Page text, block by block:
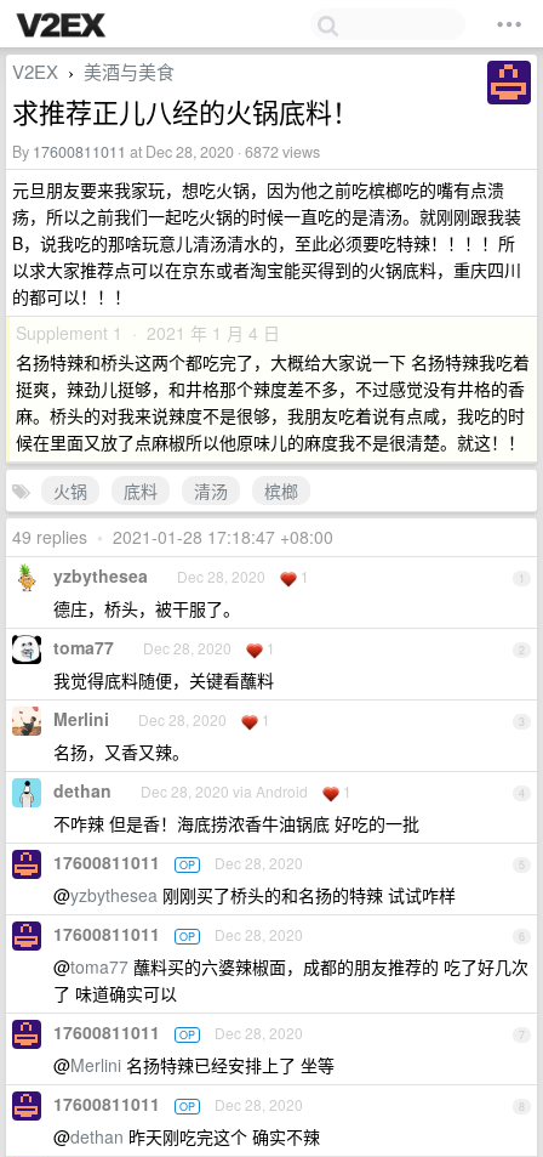
V2EX › 美酒与美食
求推荐正儿八经的火锅底料！
By 17600811011 at Dec 28, 2020 · 6872 views
元旦朋友要来我家玩，想吃火锅，因为他之前吃槟榔吃的嘴有点溃
疡，所以之前我们一起吃火锅的时候一直吃的是清汤。就刚刚跟我装
B，说我吃的那啥玩意儿清汤清水的，至此必须要吃特辣！！！！所
以求大家推荐点可以在京东或者淘宝能买得到的火锅底料，重庆四川
的都可以！！！
Supplement 1 · 2021 年 1 月 4 日
名扬特辣和桥头这两个都吃完了，大概给大家说一下 名扬特辣我吃着
挺爽，辣劲儿挺够，和井格那个辣度差不多，不过感觉没有井格的香
麻。桥头的对我来说辣度不是很够，我朋友吃着说有点咸，我吃的时
候在里面又放了点麻椒所以他原味儿的麻度我不是很清楚。就这！！
火锅
底料 清汤
槟榔
49 replies • 2021-01-28 17:18:47 +08:00
1
yzbythesea Dec 28, 2020 1
德庄，桥头，被干服了。
2
toma77 Dec 28, 2020 1
我觉得底料随便，关键看蘸料
3
Merlini Dec 28, 2020 1
名扬，又香又辣。
4
dethan Dec 28, 2020 via Android 1
不咋辣 但是香！海底捞浓香牛油锅底 好吃的一批
5
17600811011 OP Dec 28, 2020
@yzbythesea 刚刚买了桥头的和名扬的特辣 试试咋样
6
17600811011 OP Dec 28, 2020
@toma77 蘸料买的六婆辣椒面，成都的朋友推荐的 吃了好几次
了 味道确实可以
7
17600811011 OP Dec 28, 2020
@Merlini 名扬特辣已经安排上了 坐等
8
17600811011 OP Dec 28, 2020
@dethan 昨天刚吃完这个 确实不辣